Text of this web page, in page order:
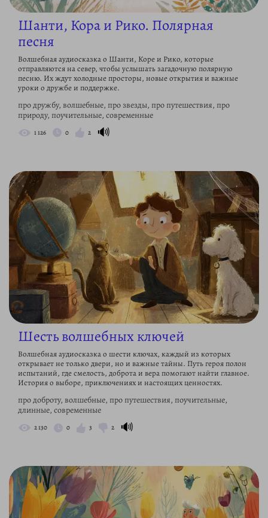
Шанти, Кора и Рико. Полярная
песня
Волшебная аудиосказка о Шанти, Коре и Рико, которые
отправляются на север, чтобы услышать загадочную полярную
песню. Их ждут холодные просторы, новые открытия и важные
уроки о дружбе и поддержке.
про дружбу, волшебные, про звезды, про путешествия, про
природу, поучительные, современные
1 126 0 2 🔊
Шесть волшебных ключей
Волшебная аудиосказка о шести ключах, каждый из которых
открывает не только двери, но и важные тайны. Путь героя полон
испытаний, где смелость, доброта и вера помогают найти главное.
История о выборе, приключениях и настоящих ценностях.
про доброту, волшебные, про путешествия, поучительные,
длинные, современные
2 130 0 3 2 🔊